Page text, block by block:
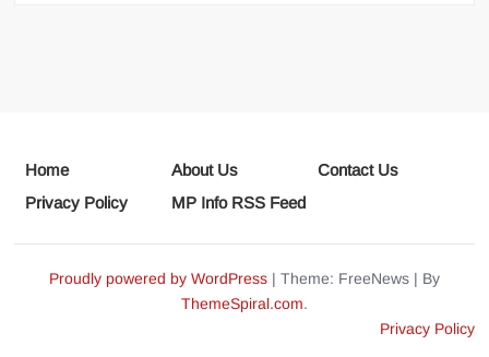
Home About Us
Contact Us
Privacy Policy
MP Info RSS Feed
Proudly powered by WordPress | Theme: FreeNews | By
ThemeSpiral.com.
Privacy Policy